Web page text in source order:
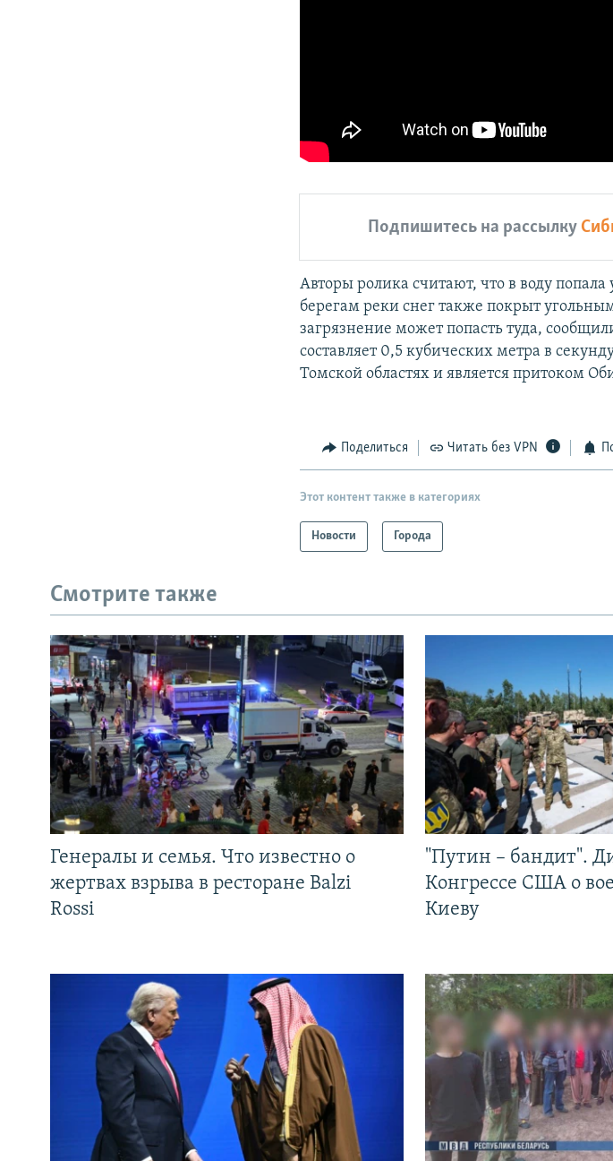
Подпишитесь на рассылку
Авторы ролика считают, что в воду
берегам реки снег также покрыт
загрязнение может попасть туда,
составляет 0,5 кубических метра в
Томской областях и является притоком
Поделиться Читать без VPN
Этот контент также в категориях
Новости Города
Смотрите также
Генералы и семья. Что известно о
жертвах взрыва в ресторане Balzi
Rossi
"Путин – бандит".
Конгрессе США о
Киеву